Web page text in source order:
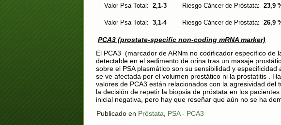
Valor Psa Total: 2,1-3 Riesgo Cáncer de Próstata: 23,9
Valor Psa Total: 3,1-4Riesgo Cáncer de Próstata: 26,9
PCA3 (prostate-specific non-coding mRNA marker)
El PCA3 (marcador de ARNm no codificador específico de
detectable en el sedimento de orina tras un masaje
sobre el PSA plasmático son su sensibilidad y
se ve afectada por el volumen prostático ni la prostatitis .
valores de PCA3 están relacionados con la agresividad del
la decisión de repetir la biopsia de próstata en los
inicial negativa , pero hay que reseñar que aún no se ha
Publicado en Próstata PSA - PCA3